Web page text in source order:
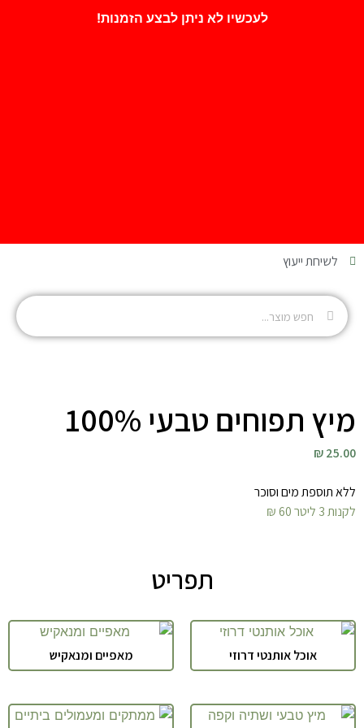
לעכשיו לא ניתן לבצע הזמנות!
לשיחת ייעוץ
מיץ תפוחים טבעי 100%
25.00 ₪
ללא תוספת מים וסוכר
לקנות 3 ליטר 60 ₪
תפריט
אוכל אותנטי דרוזי מאפיים ומנאקיש